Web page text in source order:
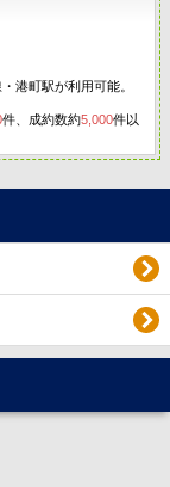
港町駅が利用可能。
件、成約数約5,000件以